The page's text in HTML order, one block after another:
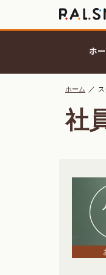
ホーム ／
社